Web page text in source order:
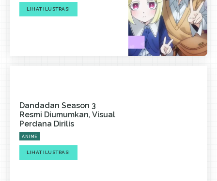
LIHAT ILUSTRASI
Dandadan Season 3
Resmi Diumumkan, Visual
Perdana Dirilis
ANIME
LIHAT ILUSTRASI